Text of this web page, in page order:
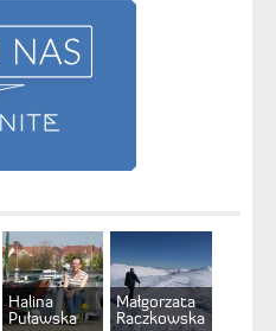
Halina
Puławska
Małgorzata
Raczkowska